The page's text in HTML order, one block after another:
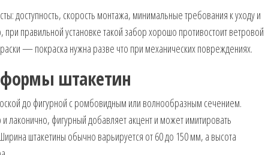
доступность, скорость монтажа, минимальные требования к уходу и
правильной установке такой забор хорошо противостоит ветровой
— покраска нужна разве что при механических повреждениях.
штакетин
до фигурной с ромбовидным или волнообразным сечением.
лаконично, фигурный добавляет акцент и может имитировать
штакетины обычно варьируется от 60 до 150 мм, а высота